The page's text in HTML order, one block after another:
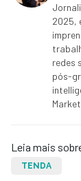
2025,
redes
pós-
Leia mais
TENDA